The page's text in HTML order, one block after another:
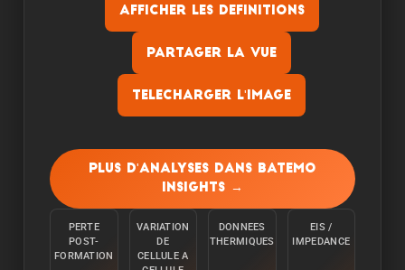
Afficher les definitions
Partager la vue
Telecharger l'image
La capacite est mesuree en dechargeant la
cellule a une temperature ambiante de 25°C a
partir de 100% avec un courant constant C/10
atteinte.
Plus d'analyses dans Batemo
Insights →
PERTE
POST-
FORMATION
VARIATION
DE
CELLULE A
DONNEES
THERMIQUES
EIS /
IMPEDANCE